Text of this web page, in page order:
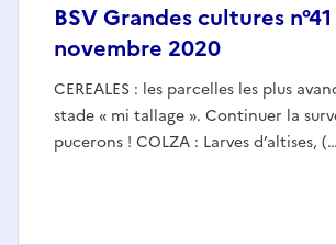
BSV Grandes cultures
novembre 2020
CEREALES : les parcelles les plus
stade « mi tallage ». Continuer la
pucerons ! COLZA : Larves d’altises,